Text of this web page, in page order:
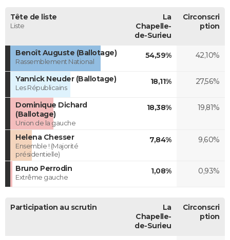
Tête de liste
Liste
La
Chapelle-
de-Surieu
Circonscri
ption
Benoît Auguste (Ballotage)
Rassemblement National
54,59% 42,10%
Yannick Neuder (Ballotage)
Les Républicains
18,11% 27,56%
Dominique Dichard
(Ballotage)
Union de la gauche
18,38% 19,81%
Helena Chesser
Ensemble ! (Majorité
présidentielle)
7,84% 9,60%
Bruno Perrodin
Extrême gauche
1,08% 0,93%
Participation au scrutin
La
Chapelle-
de-Surieu
Circonscri
ption